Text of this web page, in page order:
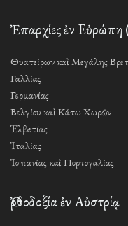
Ἐπαρχίες ἐν Εὐρώπη
Θυατείρων καὶ Μεγάλης
Γαλλίας
Γερμανίας
Βελγίου καὶ Κάτω Χωρῶν
Ἑλβετίας
Ἰταλίας
Ἱσπανίας καὶ Πορτογαλίας
Ὀρθοδοξία ἐν Αὐστρίᾳ